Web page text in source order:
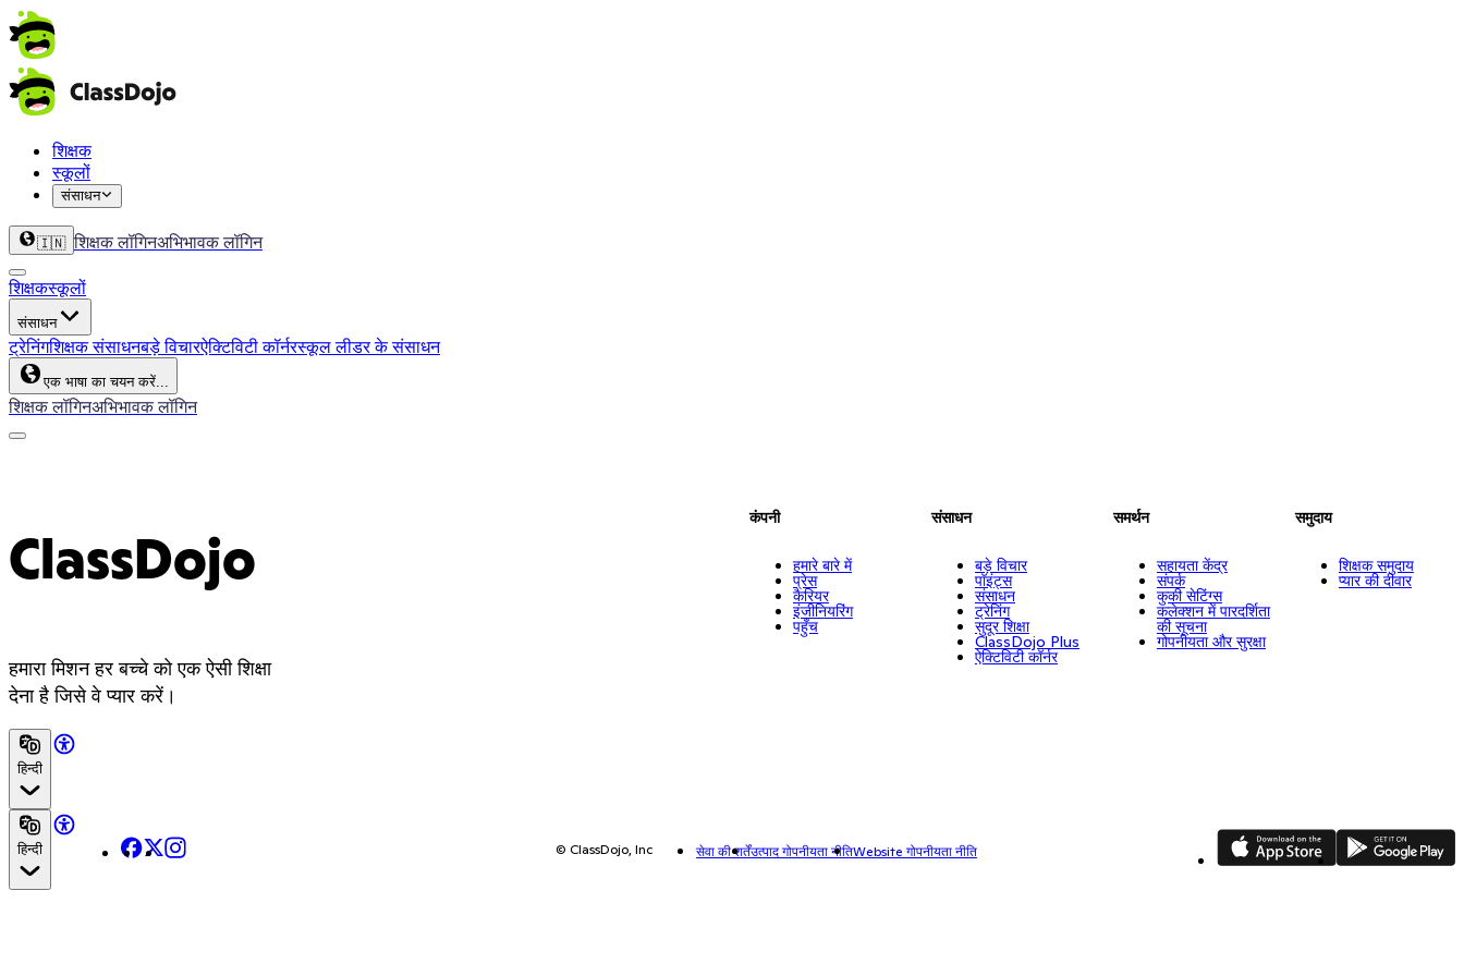
शिक्षक
स्कूलों
संसाधन
🇮🇳 शिक्षक लॉगिनअभिभावक लॉगिन
शिक्षकस्कूलों
संसाधन
ट्रेनिंगशिक्षक संसाधनबड़े विचारऐक्टिविटी कॉर्नरस्कूल लीडर के संसाधन
एक भाषा का चयन करें...
शिक्षक लॉगिनअभिभावक लॉगिन
ClassDojo
हमारा मिशन हर बच्चे को एक ऐसी शिक्षा
देना है जिसे वे प्यार करें।
हिन्दी
कंपनी
हमारे बारे में
प्रेस
कैरियर
इंजीनियरिंग
पहुँच
संसाधन
बड़े विचार
पॉइंट्स
संसाधन
ट्रेनिंग
सुदूर शिक्षा
ClassDojo Plus
ऐक्टिविटी कॉर्नर
समर्थन
सहायता केंद्र
संपर्क
कुकी सेटिंग्स
कलेक्शन में पारदर्शिता
की सूचना
गोपनीयता और सुरक्षा
समुदाय
शिक्षक समुदाय
प्यार की दीवार
हिन्दी Facebook
X Instagram © ClassDojo, Inc सेवा की शर्तेंउत्पाद गोपनीयता नीतिWebsite गोपनीयता नीति
App Store Google Play